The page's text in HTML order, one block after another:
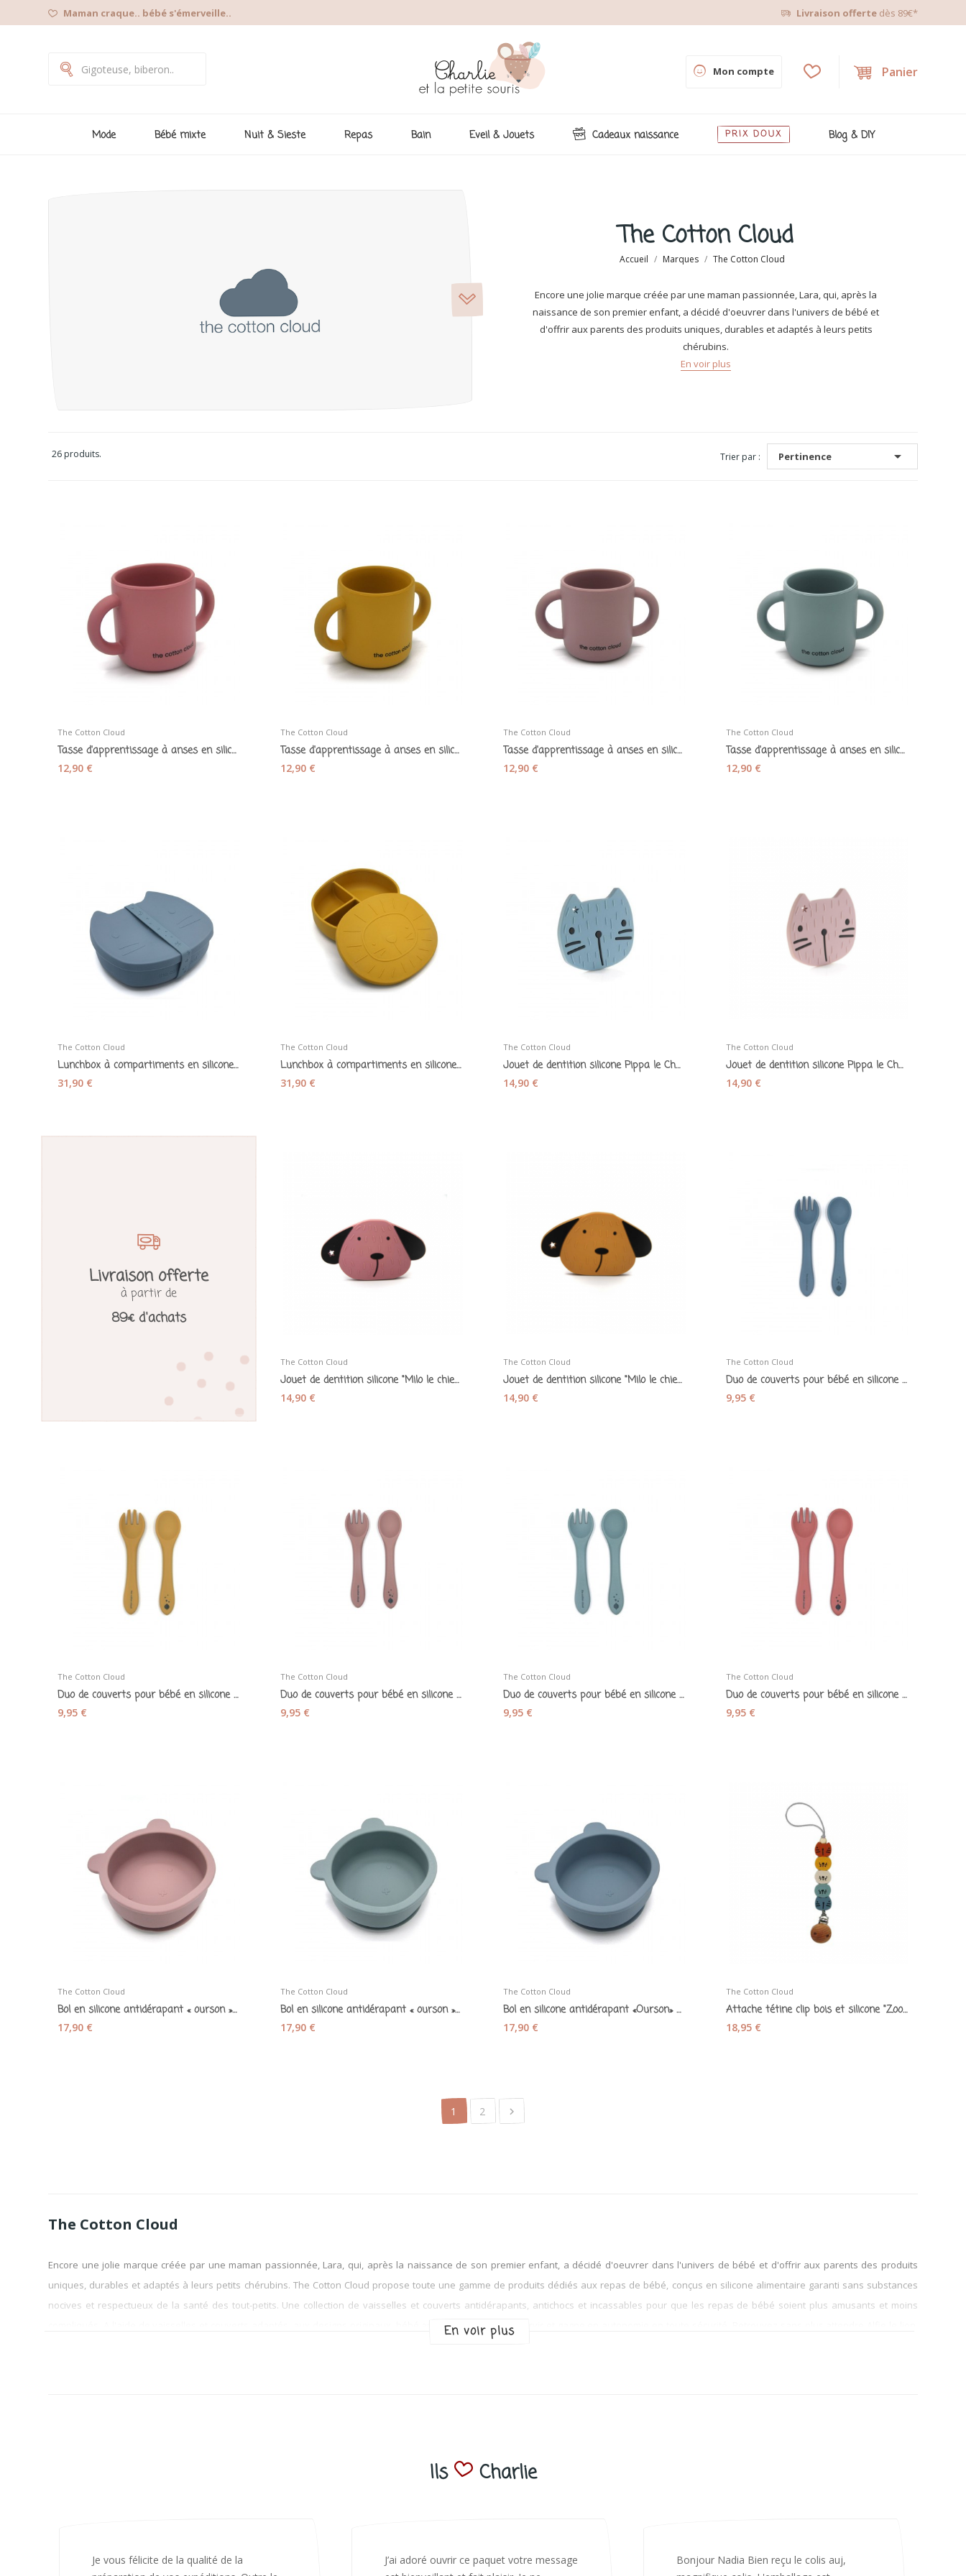
Maman craque.. bébé s'émerveille.. Livraison offerte dès 89€*
Panier
Mon compte
Mode Bébé mixte Nuit & Sieste Repas Bain Eveil & Jouets Cadeaux naissance PRIX DOUX Blog & DIY
The Cotton Cloud
Accueil Marques The Cotton Cloud
Encore une jolie marque créée par une maman passionnée, Lara, qui, après la
naissance de son premier enfant, a décidé d'oeuvrer dans l'univers de bébé et
d'offrir aux parents des produits uniques, durables et adaptés à leurs petits
chérubins.
En voir plus
26 produits. Trier par : Pertinence 
The Cotton Cloud
Tasse d'apprentissage à anses en silicone rose
12,90 €
The Cotton Cloud
Tasse d'apprentissage à anses en silicone moutarde
12,90 €
The Cotton Cloud
Tasse d'apprentissage à anses en silicone mauve
12,90 €
The Cotton Cloud
Tasse d'apprentissage à anses en silicone bleu...
12,90 €
The Cotton Cloud
Lunchbox à compartiments en silicone «Pippa le...
31,90 €
The Cotton Cloud
Lunchbox à compartiments en silicone «Alfie le...
31,90 €
The Cotton Cloud
Jouet de dentition silicone Pippa le Chat...
14,90 €
The Cotton Cloud
Jouet de dentition silicone Pippa le Chat mauve...
14,90 €
Livraison offerte
à partir de
89€ d'achats
The Cotton Cloud
Jouet de dentition silicone "Milo le chien"...
14,90 €
The Cotton Cloud
Jouet de dentition silicone "Milo le chien"...
14,90 €
The Cotton Cloud
Duo de couverts pour bébé en silicone smokey blue
9,95 €
The Cotton Cloud
Duo de couverts pour bébé en silicone moutarde
9,95 €
The Cotton Cloud
Duo de couverts pour bébé en silicone mauve
9,95 €
The Cotton Cloud
Duo de couverts pour bébé en silicone bleu jade
9,95 €
The Cotton Cloud
Duo de couverts pour bébé en silicone rose
9,95 €
The Cotton Cloud
Bol en silicone antidérapant « ourson » mauve
17,90 €
The Cotton Cloud
Bol en silicone antidérapant « ourson » bleu jade
17,90 €
The Cotton Cloud
Bol en silicone antidérapant «Ourson» smokey blue
17,90 €
The Cotton Cloud
Attache tétine clip bois et silicone "Zoo les...
18,95 €
1 2 
The Cotton Cloud
Encore une jolie marque créée par une maman passionnée, Lara, qui, après la naissance de son premier enfant, a décidé d'oeuvrer dans l'univers de bébé et d'offrir aux parents des produits
uniques, durables et adaptés à leurs petits chérubins. The Cotton Cloud propose toute une gamme de produits dédiés aux repas de bébé, conçus en silicone alimentaire garanti sans substances
nocives et respectueux de la santé des tout-petits. Une collection de vaisselles et couverts antidérapants, antichocs et incassables pour que les repas de bébé soient plus amusants et moins
compliqués. A l'aide de vaisselles et couverts adaptés, aux designs originaux, bébé apprend à goûter, se servir et gagne en autonomie en toute sécurité. Retrouvez sans plus attendre Alfie le lion,
En voir plus
Ils Charlie
J’ai adoré ouvrir ce paquet votre message
Bonjour Nadia Bien reçu le colis auj,
Merci infiniment, c’est magnifique 😍